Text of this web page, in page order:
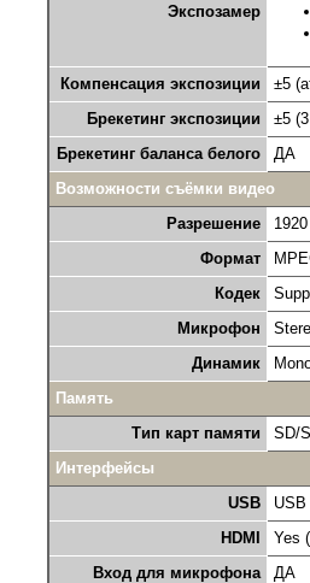
Экспозамер
Компенсация экспозиции
±5
Брекетинг экспозиции
±5
Брекетинг баланса белого
ДА
Возможности съёмки видео
Разрешение
Формат
Кодек
Микрофон
Динамик
Память
Тип карт памяти
SD/
Интерфейсы
USB
HDMI
Yes
Вход для микрофона
ДА